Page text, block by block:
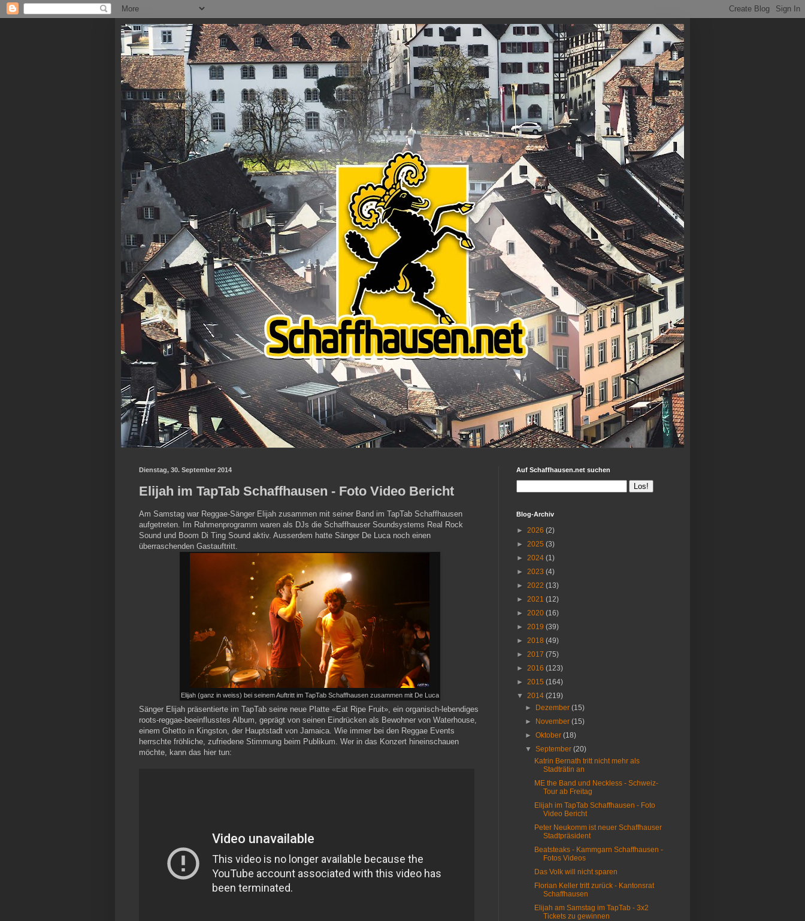
Dienstag, 30. September 2014
Elijah im TapTab Schaffhausen - Foto Video Bericht
Am Samstag war Reggae-Sänger Elijah zusammen mit seiner Band im TapTab Schaffhausen
aufgetreten. Im Rahmenprogramm waren als DJs die Schaffhauser Soundsystems Real Rock
Sound und Boom Di Ting Sound aktiv. Ausserdem hatte Sänger De Luca noch einen
überraschenden Gastauftritt.
Elijah (ganz in weiss) bei seinem Auftritt im TapTab Schaffhausen zusammen mit De Luca
Sänger Elijah präsentierte im TapTab seine neue Platte «Eat Ripe Fruit», ein organisch-lebendiges
roots-reggae-beeinflusstes Album, geprägt von seinen Eindrücken als Bewohner von Waterhouse,
einem Ghetto in Kingston, der Hauptstadt von Jamaica. Wie immer bei den Reggae Events
herrschte fröhliche, zufriedene Stimmung beim Publikum. Wer in das Konzert hineinschauen
möchte, kann das hier tun:
Auf Schaffhausen.net suchen
Blog-Archiv
► 2026 (2)
► 2025 (3)
► 2024 (1)
► 2023 (4)
► 2022 (13)
► 2021 (12)
► 2020 (16)
► 2019 (39)
► 2018 (49)
► 2017 (75)
► 2016 (123)
► 2015 (164)
▼ 2014 (219)
►
Dezember(15)
►
November(15)
►Oktober(18)
▼September(20)
Katrin Bernath tritt nicht mehr als
Stadträtin an
ME the Band und Neckless - Schweiz-
Tour ab Freitag
Elijah im TapTab Schaffhausen - Foto
Video Bericht
Peter Neukomm ist neuer Schaffhauser
Stadtpräsident
Beatsteaks - Kammgarn Schaffhausen -
Fotos Videos
Das Volk will nicht sparen
Florian Keller tritt zurück - Kantonsrat
Schaffhausen
Elijah am Samstag im TapTab - 3x2
Tickets zu gewinnen